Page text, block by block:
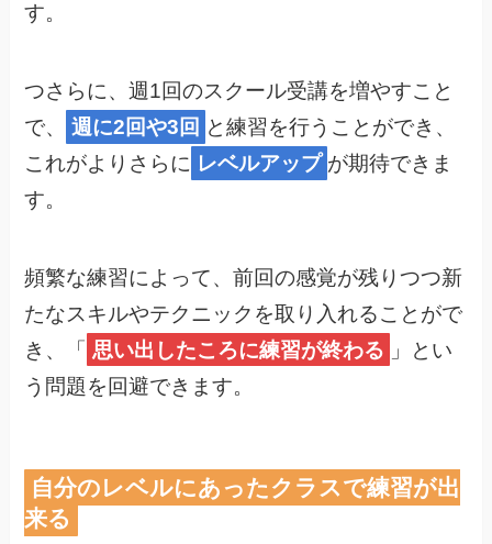
す。
つさらに、週1回のスクール受講を増やすこと
で、
週に2回や3回 と練習を行うことができ、
これがよりさらに レベルアップ が期待できま
す。
頻繁な練習によって、前回の感覚が残りつつ新
たなスキルやテクニックを取り入れることがで
き、「 思い出したころに練習が終わる
」とい
う問題を回避できます。
自分のレベルにあったクラスで練習が出
来る